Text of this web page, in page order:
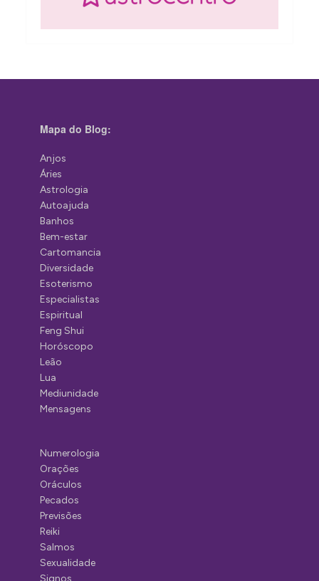
Mapa do Blog:
Anjos
Áries
Astrologia
Autoajuda
Banhos
Bem-estar
Cartomancia
Diversidade
Esoterismo
Especialistas
Espiritual
Feng Shui
Horóscopo
Leão
Lua
Mediunidade
Mensagens
Numerologia
Orações
Oráculos
Pecados
Previsões
Reiki
Salmos
Sexualidade
Signos